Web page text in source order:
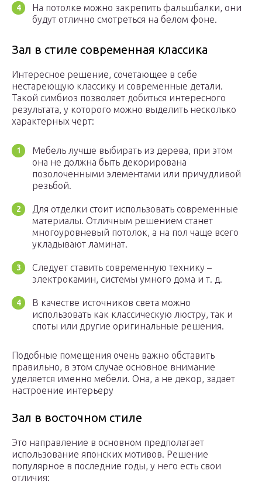
На потолке можно закрепить фальшбалки, они
будут отлично смотреться на белом фоне.
Зал в стиле современная классика
Интересное решение, сочетающее в себе
нестареющую классику и современные детали.
Такой симбиоз позволяет добиться интересного
результата, у которого можно выделить несколько
характерных черт:
Мебель лучше выбирать из дерева, при этом
она не должна быть декорирована
позолоченными элементами или причудливой
резьбой.
Для отделки стоит использовать современные
материалы. Отличным решением станет
многоуровневый потолок, а на пол чаще всего
укладывают ламинат.
Следует ставить современную технику –
электрокамин, системы умного дома и т. д.
В качестве источников света можно
использовать как классическую люстру, так и
споты или другие оригинальные решения.
Подобные помещения очень важно обставить
правильно, в этом случае основное внимание
уделяется именно мебели. Она, а не декор, задает
настроение интерьеру
Зал в восточном стиле
Это направление в основном предполагает
использование японских мотивов. Решение
популярное в последние годы, у него есть свои
отличия: